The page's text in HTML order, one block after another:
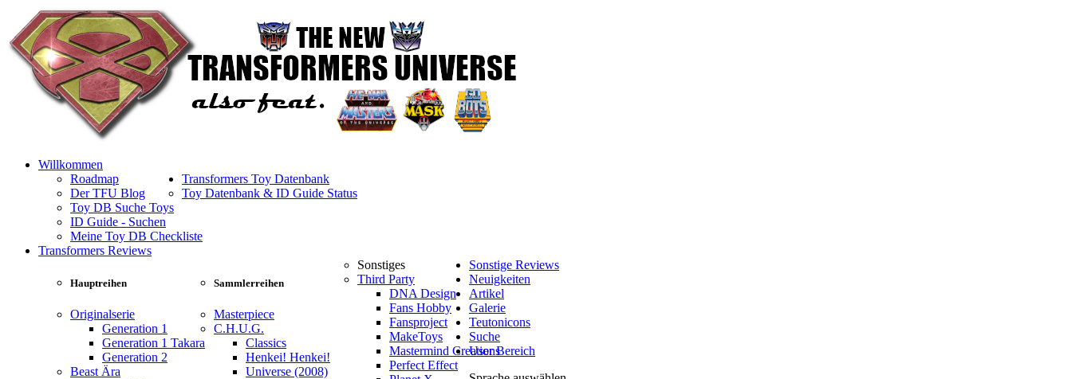
Willkommen
Roadmap
Der TFU Blog
Transformers Toy Datenbank
Toy Datenbank & ID Guide Status
Toy DB Suche Toys
ID Guide - Suchen
Meine Toy DB Checkliste
Transformers Reviews
Hauptreihen
Originalserie
Generation 1
Generation 1 Takara
Generation 2
Beast Ära
Sammlerreihen
Masterpiece
C.H.U.G.
Classics
Henkei! Henkei!
Universe (2008)
Sonstiges
Third Party
DNA Design
Fans Hobby
Fansproject
MakeToys
Mastermind Creations
Perfect Effect
Sonstige Reviews
Neuigkeiten
Artikel
Galerie
Teutonicons
Suche
User Bereich